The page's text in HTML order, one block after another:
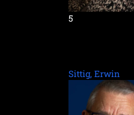
5
Sittig, Erwin